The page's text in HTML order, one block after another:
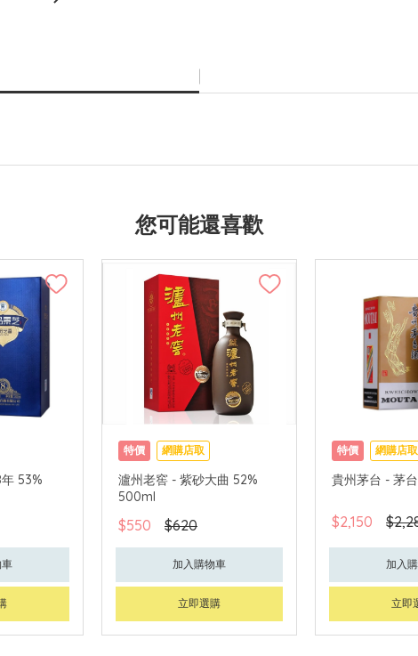
您可能還喜歡
53%
特價 網購店取
瀘州老窖 - 紫砂大曲 52%
500ml
$550 $620
加入購物車
立即選購
特價 網購店取
貴州茅台 - 茅
$2,150
加入
立即